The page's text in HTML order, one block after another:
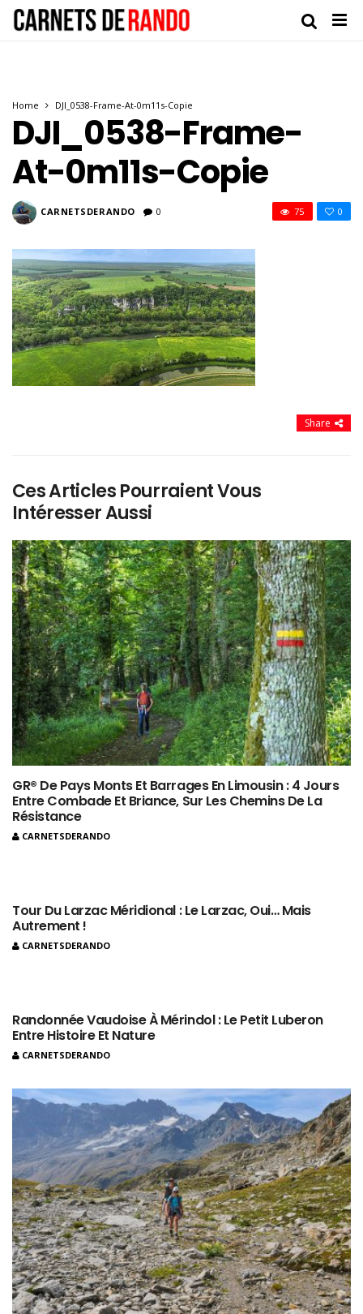
Home DJI_0538-Frame-At-0m11s-Copie
DJI_0538-Frame-
At-0m11s-Copie
CARNETSDERANDO 0 0
75
Share
Ces Articles Pourraient Vous
Intéresser Aussi
GR® De Pays Monts Et Barrages En Limousin : 4 Jours
Entre Combade Et Briance, Sur Les Chemins De La
Résistance
CARNETSDERANDO
Tour Du Larzac Méridional : Le Larzac, Oui… Mais
Autrement !
CARNETSDERANDO
Randonnée Vaudoise À Mérindol : Le Petit Luberon
Entre Histoire Et Nature
CARNETSDERANDO